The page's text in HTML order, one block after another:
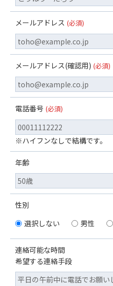
メールアドレス (必須)
メールアドレス(確認用) (必須)
電話番号 (必須)
※ハイフンなしで結構です。
年齢
性別
選択しない
男性
連絡可能な時間
希望する連絡手段